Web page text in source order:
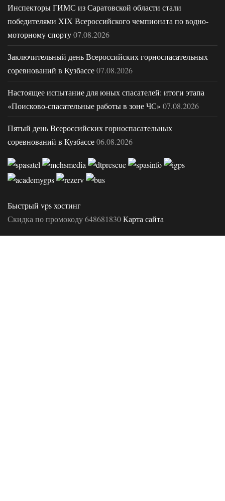
Инспекторы ГИМС из Саратовской области стали
победителями XIX Всероссийского чемпионата по водно-
моторному спорту07.08.2026
Заключительный день Всероссийских горноспасательных
соревнований в Кузбассе07.08.2026
Настоящее испытание для юных спасателей: итоги этапа
«Поисково-спасательные работы в зоне ЧС» 07.08.2026
Пятый день Всероссийских горноспасательных
соревнований в Кузбассе06.08.2026
Быстрый vps хостинг
Скидка по промокоду 648681830Карта сайта